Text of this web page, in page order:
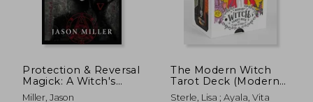
45%
dcto.
$ 1.959
$ 1.077
50%
dcto. $
Protection & Reversal
Magick: A Witch's
Defense Manual
Miller, Jason
The Modern Witch
Tarot Deck (Modern
Tarot Library) (en
Sterle, Lisa ; Ayala, Vita